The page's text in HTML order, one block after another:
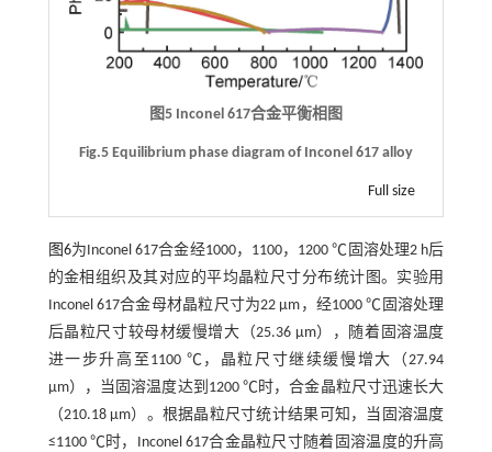
图5 Inconel 617合金平衡相图
Fig.5 Equilibrium phase diagram of Inconel 617 alloy
Full size
图6为Inconel 617合金经1000，1100，1200 ℃固溶处理2 h后
的金相组织及其对应的平均晶粒尺寸分布统计图。实验用
Inconel 617合金母材晶粒尺寸为22 μm，经1000 ℃固溶处理
后晶粒尺寸较母材缓慢增大（25.36 μm），随着固溶温度
进一步升高至1100 ℃，晶粒尺寸继续缓慢增大（27.94
μm），当固溶温度达到1200 ℃时，合金晶粒尺寸迅速长大
（210.18 μm）。根据晶粒尺寸统计结果可知，当固溶温度
≤1100 ℃时，Inconel 617合金晶粒尺寸随着固溶温度的升高